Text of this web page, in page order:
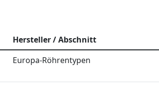
Hersteller / Abschnitt
Europa-Röhrentypen